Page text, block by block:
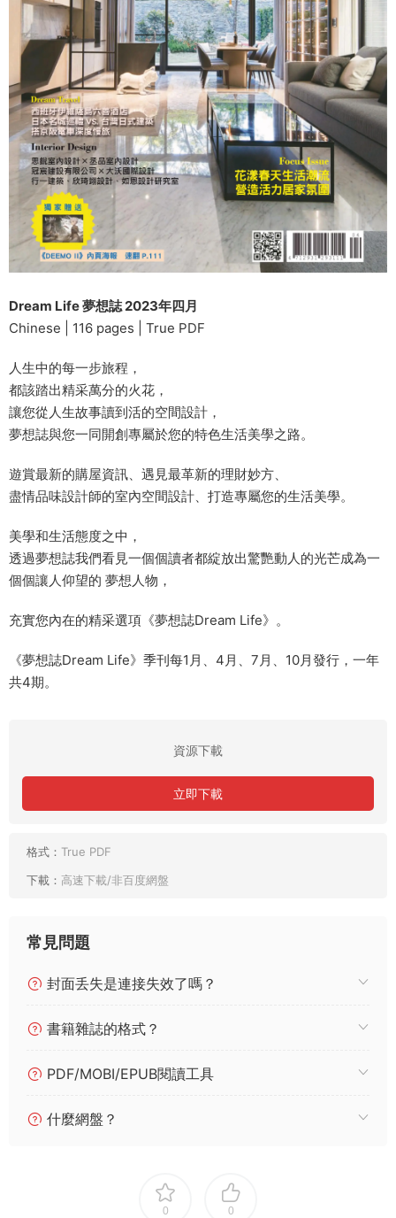
Dream Life 夢想誌 2023年四月
Chinese | 116 pages | True PDF
人生中的每一步旅程，
都該踏出精采萬分的火花，
讓您從人生故事讀到活的空間設計，
夢想誌與您一同開創專屬於您的特色生活美學之路。
遊賞最新的購屋資訊、遇見最革新的理財妙方、
盡情品味設計師的室內空間設計、打造專屬您的生活美學。
美學和生活態度之中，
透過夢想誌我們看見一個個讀者都綻放出驚艷動人的光芒成為一
個個讓人仰望的 夢想人物，
充實您內在的精采選項《夢想誌Dream Life》。
《夢想誌Dream Life》季刊每1月、4月、7月、10月發行，一年
共4期。
資源下載
立即下載
格式： True PDF
下載： 高速下載/非百度網盤
常見問題
封面丢失是連接失效了嗎？
書籍雜誌的格式？
PDF/MOBI/EPUB閱讀工具
什麼網盤？
0 0